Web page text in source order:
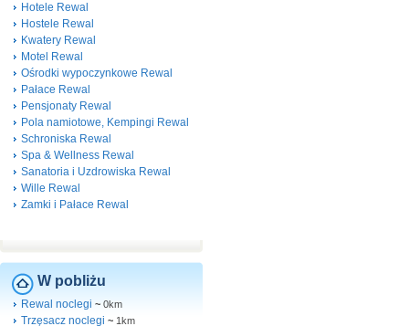
Hotele Rewal
Hostele Rewal
Kwatery Rewal
Motel Rewal
Ośrodki wypoczynkowe Rewal
Pałace Rewal
Pensjonaty Rewal
Pola namiotowe, Kempingi Rewal
Schroniska Rewal
Spa & Wellness Rewal
Sanatoria i Uzdrowiska Rewal
Wille Rewal
Zamki i Pałace Rewal
W pobliżu
Rewal noclegi ~ 0km
Trzęsacz noclegi ~ 1km